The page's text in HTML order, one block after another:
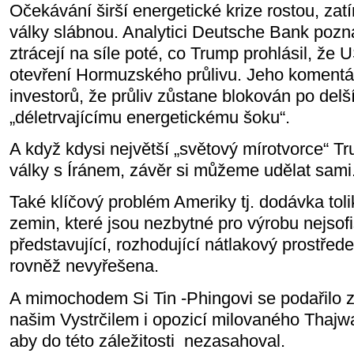
Očekávání širší energetické krize rostou,
války slábnou. Analytici Deutsche Bank
ztrácejí na síle poté, co Trump prohlásil, že
otevření Hormuzského průlivu. Jeho
investorů, že průliv zůstane blokován po
„déletrvajícímu energetickému šoku“.
A když kdysi největší „světový mírotvorce“
války s Íránem, závěr si můžeme udělat
Také klíčový problém Ameriky tj. dodávka
zemin, které jsou nezbytné pro výrobu
představující, rozhodující nátlakový
rovněž nevyřešena.
A mimochodem Si Tin -Phingovi se podařilo
našim Vystrčilem i opozicí milovaného
aby do této záležitosti nezasahoval.